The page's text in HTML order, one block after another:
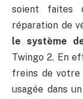
soient faites
réparation de
le système
Twingo 2. En
freins de votre
usagée dans un